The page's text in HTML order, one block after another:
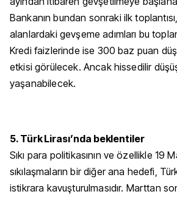
Bankanın bundan sonraki ilk
alanlardaki gevşeme adımları bu
Kredi faizlerinde ise 300 baz puan
etkisi görülecek. Ancak hissedilir
yaşanabilecek.
5. Türk Lirası’nda beklentiler
Sıkı para politikasının ve özellikle 19
sıkılaşmaların bir diğer ana hedefi,
istikrara kavuşturulmasıdır. Marttan